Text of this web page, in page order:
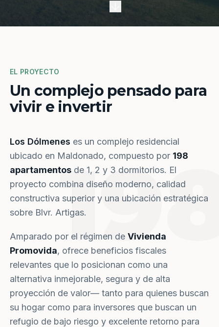
EL PROYECTO
Un complejo pensado para
vivir e invertir
Los Dólmenes es un complejo residencial
ubicado en Maldonado, compuesto por 198
apartamentos de 1, 2 y 3 dormitorios. El
proyecto combina diseño moderno, calidad
constructiva superior y una ubicación estratégica
sobre Blvr. Artigas.
Amparado por el régimen de Vivienda
Promovida, ofrece beneficios fiscales
relevantes que lo posicionan como una
alternativa inmejorable, segura y de alta
proyección de valor— tanto para quienes buscan
su hogar como para inversores que buscan un
refugio de bajo riesgo y excelente retorno para